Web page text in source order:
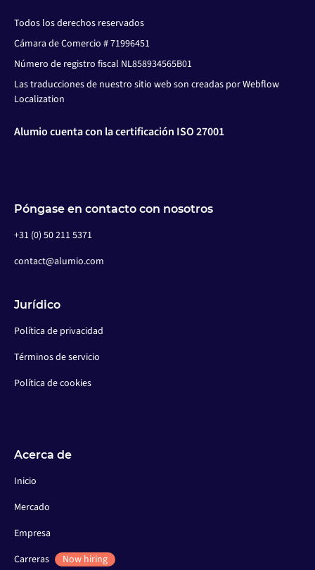
Todos los derechos reservados
Cámara de Comercio # 71996451
Número de registro fiscal NL858934565B01
Las traducciones de nuestro sitio web son creadas por Webflow
Localization
Alumio cuenta con la certificación ISO 27001
Póngase en contacto con nosotros
+31 (0) 50 211 5371
contact@alumio.com
Jurídico
Política de privacidad
Términos de servicio
Política de cookies
Acerca de
Inicio
Mercado
Empresa
Carreras
Now hiring